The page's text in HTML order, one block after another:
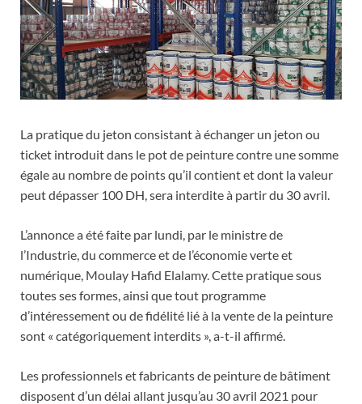
La pratique du jeton consistant à échanger un jeton ou
ticket introduit dans le pot de peinture contre une somme
égale au nombre de points qu’il contient et dont la valeur
peut dépasser 100 DH, sera interdite à partir du 30 avril.
L’annonce a été faite par lundi, par le ministre de
l’Industrie, du commerce et de l’économie verte et
numérique, Moulay Hafid Elalamy. Cette pratique sous
toutes ses formes, ainsi que tout programme
d’intéressement ou de fidélité lié à la vente de la peinture
sont « catégoriquement interdits », a-t-il affirmé.
Les professionnels et fabricants de peinture de bâtiment
disposent d’un délai allant jusqu’au 30 avril 2021 pour